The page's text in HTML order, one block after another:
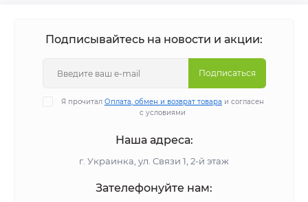
Подписывайтесь на новости и акции:
Подписаться
Я прочитал Оплата, обмен и возврат товара и согласен
с условиями
Наша адреса:
г. Украинка, ул. Связи 1, 2-й этаж
Зателефонуйте нам: